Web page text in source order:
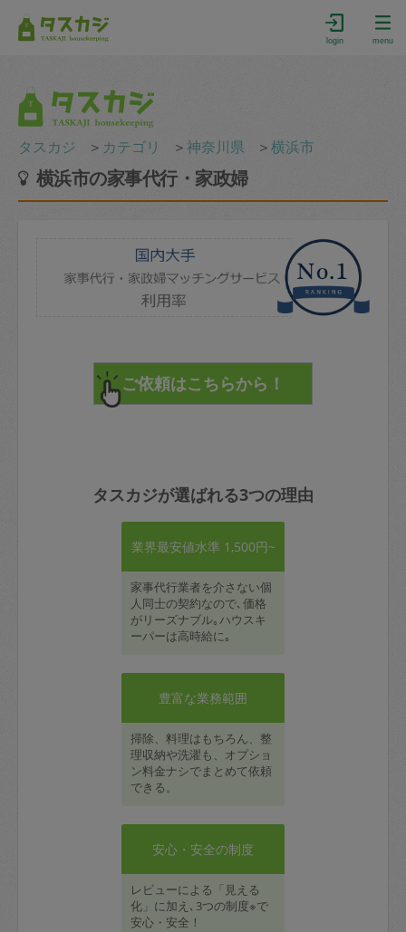
login menu
タスカジ ＞ カテゴリ ＞神奈川県 ＞横浜市
横浜市の家事代行・家政婦
タスカジが選ばれる3つの理由
業界最安値水準 1,500円~
家事代行業者を介さない個
人同士の契約なので､価格
がリーズナブル｡ハウスキ
ーパーは高時給に｡
豊富な業務範囲
掃除、料理はもちろん、整
理収納や洗濯も、オプショ
ン料金ナシでまとめて依頼
できる。
安心・安全の制度
レビューによる「見える
化」に加え､3つの制度※で
安心・安全！